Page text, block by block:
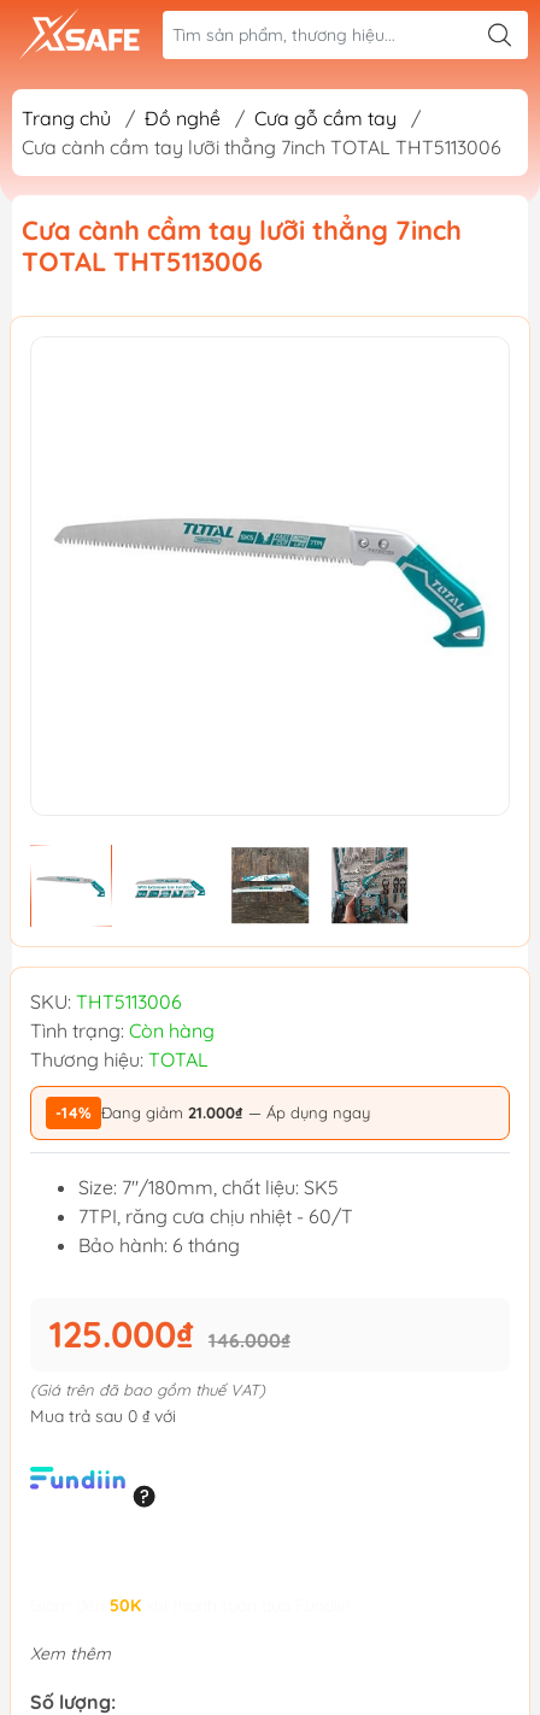
Trang chủ / Đồ nghề / Cưa gỗ cầm tay
/
Cưa cành cầm tay lưỡi thẳng 7inch TOTAL THT5113006
Cưa cành cầm tay lưỡi thẳng 7inch
TOTAL THT5113006
SKU: THT5113006
Tình trạng: Còn hàng
Thương hiệu: TOTAL
-14% Đang giảm 21.000₫ — Áp dụng ngay
Size: 7"/180mm, chất liệu: SK5
7TPI, răng cưa chịu nhiệt - 60/T
Bảo hành: 6 tháng
125.000₫ 146.000₫
(Giá trên đã bao gồm thuế VAT)
Mua trả sau 0 ₫ với
50K
Xem thêm
Số lượng: